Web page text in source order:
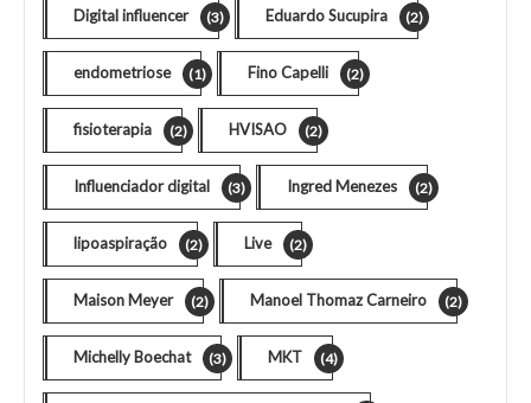
Digital influencer (3) Eduardo Sucupira (2)
endometriose (1) Fino Capelli (2)
fisioterapia (2) HVISAO (2)
Influenciador digital (3) Ingred Menezes (2)
lipoaspiração (2) Live (2)
Maison Meyer (2) Manoel Thomaz Carneiro (2)
Michelly Boechat (3) MKT (4)